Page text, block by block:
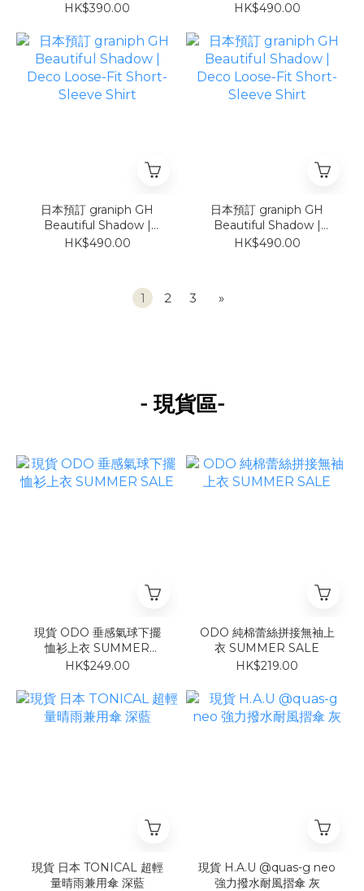
Deco Oversized T-Shirt
HK$390.00 Short-Sleeve Shirt
HK$490.00
日本預訂 graniph GH
Beautiful Shadow |
Deco Loose-Fit Short-
HK$490.00
日本預訂 graniph GH
Beautiful Shadow |
Deco Loose-Fit Short-
HK$490.00
1 2 3 »
-現貨區-
現貨 ODO 垂感氣球下擺
恤衫上衣 SUMMER
SALE
HK$249.00
ODO 純棉蕾絲拼接無袖上
衣 SUMMER SALE
HK$219.00
現貨 日本 TONICAL 超輕
量晴雨兼用傘 深藍
現貨 H.A.U @quas-g neo
強力撥水耐風摺傘 灰